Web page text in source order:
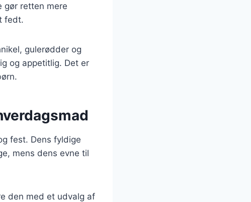
gør retten mere
fedt.
gulerødder og
og appetitlig. Det er
fest. Dens fyldige
mens dens evne til
den med et udvalg af